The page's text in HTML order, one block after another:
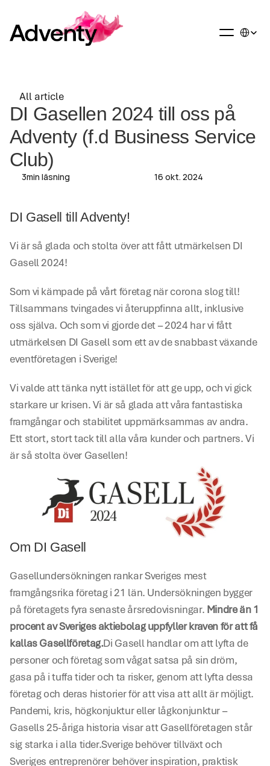
All article
DI Gasellen 2024 till oss på
Adventy (f.d Business Service
Club)
3min läsning 16 okt. 2024
DI Gasell till Adventy!
Vi är så glada och stolta över att fått utmärkelsen DI
Gasell 2024!
Som vi kämpade på vårt företag när corona slog till!
Tillsammans tvingades vi återuppfinna allt, inklusive
oss själva. Och som vi gjorde det – 2024 har vi fått
utmärkelsen DI Gasell som ett av de snabbast växande
eventföretagen i Sverige!
Vi valde att tänka nytt istället för att ge upp, och vi gick
starkare ur krisen. Vi är så glada att våra fantastiska
framgångar och stabilitet uppmärksammas av andra.
Ett stort, stort tack till alla våra kunder och partners. Vi
är så stolta över Gasellen!
Om DI Gasell
Gasellundersökningen rankar Sveriges mest
framgångsrika företag i 21 län. Undersökningen bygger
på företagets fyra senaste årsredovisningar. Mindre än 1
procent av Sveriges aktiebolag uppfyller kraven för att få
kallas Gasellföretag.Di Gasell handlar om att lyfta de
personer och företag som vågat satsa på sin dröm,
gasa på i tuffa tider och ta risker, genom att lyfta dessa
företag och deras historier för att visa att allt är möjligt.
Pandemi, kris, högkonjuktur eller lågkonjunktur –
Gasells 25-åriga historia visar att Gasellföretagen står
sig starka i alla tider.Sverige behöver tillväxt och
Sveriges entreprenörer behöver inspiration, praktisk